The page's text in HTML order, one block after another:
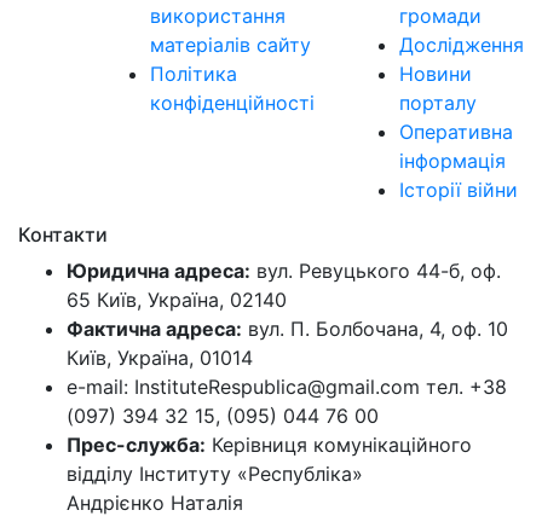
використання
матеріалів сайту
Політика
конфіденційності
громади
Дослідження
Новини
порталу
Оперативна
інформація
Історії війни
Контакти
Юридична адреса: вул. Ревуцького 44-б, оф.
65 Київ, Україна, 02140
Фактична адреса: вул. П. Болбочана, 4, оф. 10
Київ, Україна, 01014
e-mail: InstituteRespublica@gmail.com тел. +38
(097) 394 32 15, (095) 044 76 00
Прес-служба: Керівниця комунікаційного
відділу Інституту «Республіка»
Андрієнко Наталія